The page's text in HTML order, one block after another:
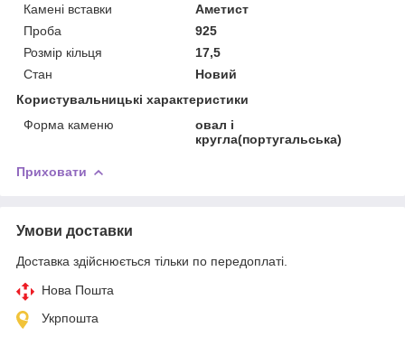
Камені вставки
Аметист
Проба
925
Розмір кільця
17,5
Стан
Новий
Користувальницькі характеристики
Форма каменю
овал і
кругла(португальська)
Приховати
Умови доставки
Доставка здійснюється тільки по передоплаті.
Нова Пошта
Укрпошта